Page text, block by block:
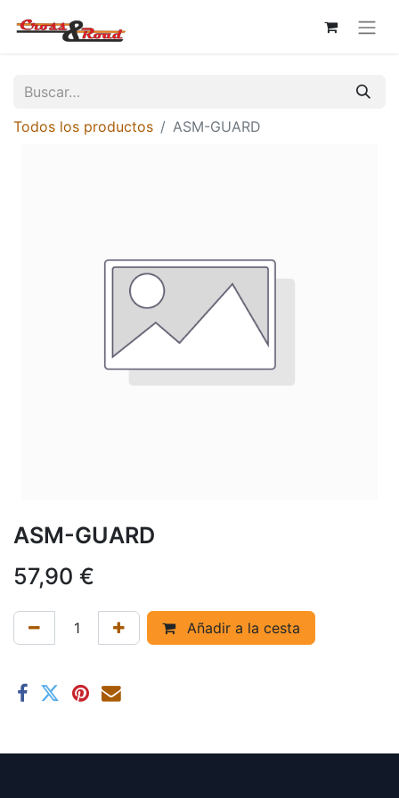
Todos los productos ASM-GUARD
ASM-GUARD
57,90 €
Añadir a la cesta